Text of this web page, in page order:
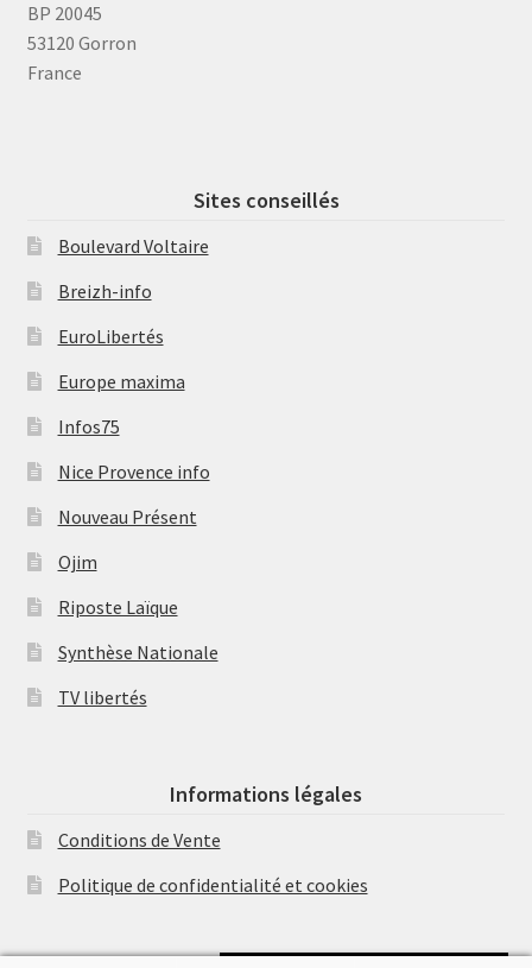
BP 20045
53120 Gorron
France
Sites conseillés
Boulevard Voltaire
Breizh-info
EuroLibertés
Europe maxima
Infos75
Nice Provence info
Nouveau Présent
Ojim
Riposte Laïque
Synthèse Nationale
TV libertés
Informations légales
Conditions de Vente
Politique de confidentialité et cookies